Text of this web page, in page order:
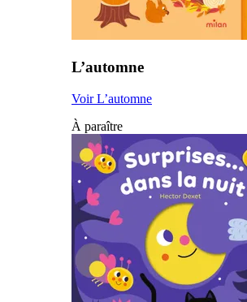
L’automne
Voir L’automne
À paraître